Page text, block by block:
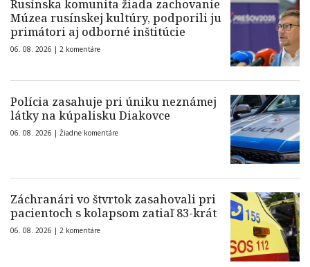
Rusínska komunita žiada zachovanie
Múzea rusínskej kultúry, podporili ju
primátori aj odborné inštitúcie
06. 08. 2026 | 2 komentáre
Polícia zasahuje pri úniku neznámej
látky na kúpalisku Diakovce
06. 08. 2026 | Žiadne komentáre
Záchranári vo štvrtok zasahovali pri
pacientoch s kolapsom zatiaľ 83-krát
06. 08. 2026 | 2 komentáre